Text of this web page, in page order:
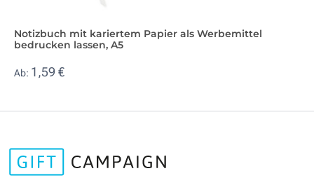
Notizbuch mit kariertem Papier als Werbemittel
bedrucken lassen, A5
Ab: 1,59 €